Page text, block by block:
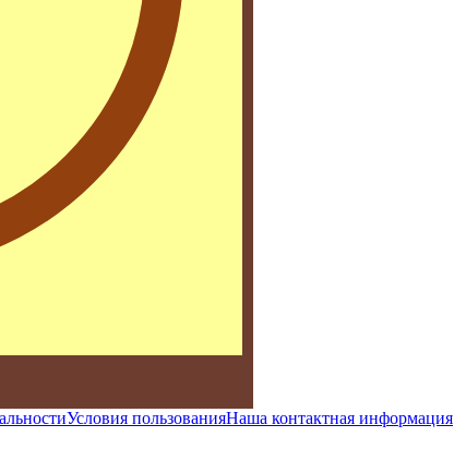
Условия пользованияНаша контактная информация